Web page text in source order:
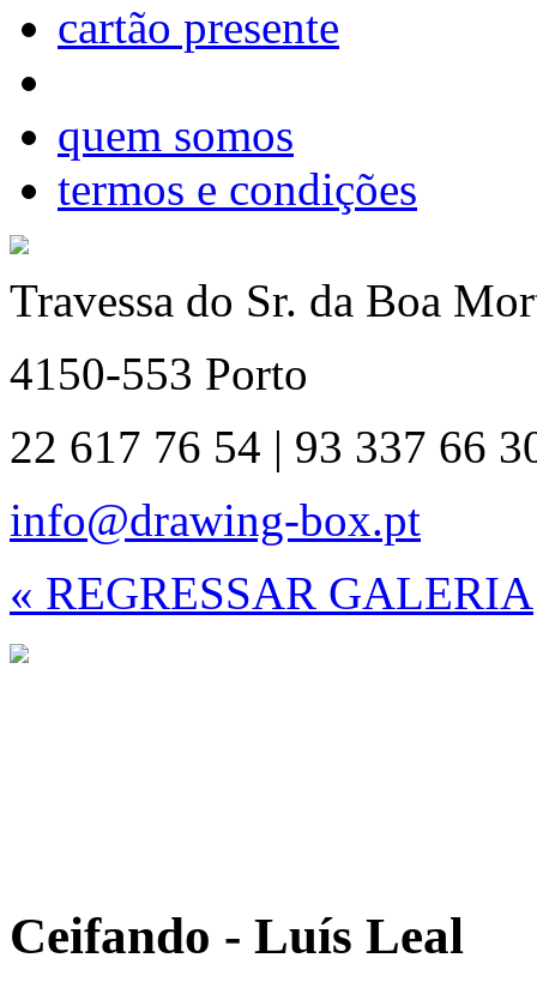
cartão presente
quem somos
termos e condições
Travessa do Sr. da Boa
4150-553 Porto
22 617 76 54 | 93 337 66
info@drawing-box.pt
« REGRESSAR GALERIA
Ceifando - Luís Leal